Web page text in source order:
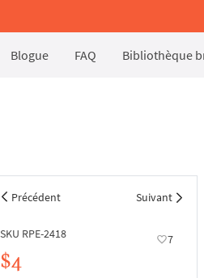
Blogue FAQ Bibliothèque
Précédent Suivant
SKU RPE-2418 7
$4